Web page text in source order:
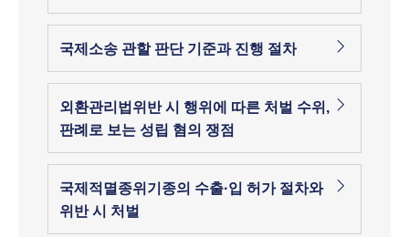
국제소송 관할 판단 기준과 진행 절차
외환관리법위반 시 행위에 따른 처벌 수위,
판례로 보는 성립 혐의 쟁점
국제적멸종위기종의 수출·입 허가 절차와
위반 시 처벌